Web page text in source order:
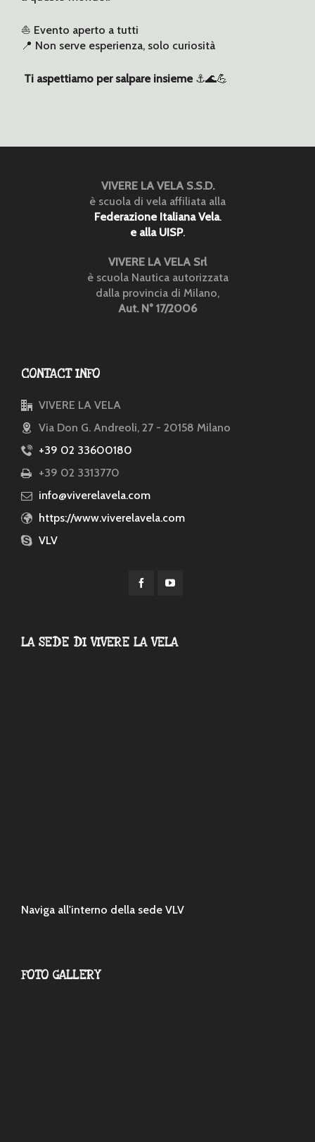
⛵ Evento aperto a tutti
📍 Non serve esperienza, solo curiosità
Ti aspettiamo per salpare insieme⚓️🌊💪
VIVERE LA VELA S.S.D.
è scuola di vela affiliata alla
Federazione Italiana Vela.
e alla UISP.
VIVERE LA VELA Srl
è scuola Nautica autorizzata
dalla provincia di Milano,
Aut. N° 17/2006
CONTACT INFO
VIVERE LA VELA
Via Don G. Andreoli, 27 - 20158 Milano
+39 02 33600180
+39 02 3313770
info@viverelavela.com
https://www.viverelavela.com
VLV
LA SEDE DI VIVERE LA VELA
Naviga all'interno della sede VLV
FOTO GALLERY